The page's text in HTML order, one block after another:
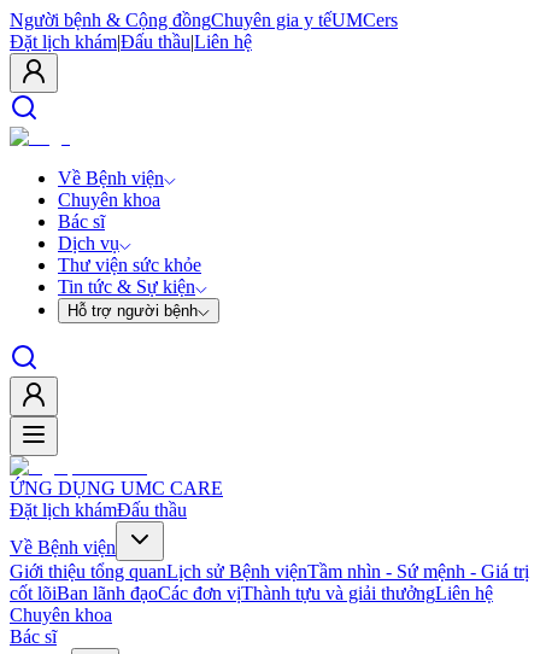
Người bệnh & Cộng đồngChuyên gia y tếUMCers
Đặt lịch khám|Đấu thầu|Liên hệ
Về Bệnh viện
Chuyên khoa
Bác sĩ
Dịch vụ
Thư viện sức khỏe
Tin tức & Sự kiện
Hỗ trợ người bệnh
ỨNG DỤNG UMC CARE
Đặt lịch khámĐấu thầu
Về Bệnh viện
Giới thiệu tổng quanLịch sử Bệnh việnTầm nhìn - Sứ mệnh - Giá trị
cốt lõiBan lãnh đạoCác đơn vịThành tựu và giải thưởngLiên hệ
Chuyên khoa
Bác sĩ